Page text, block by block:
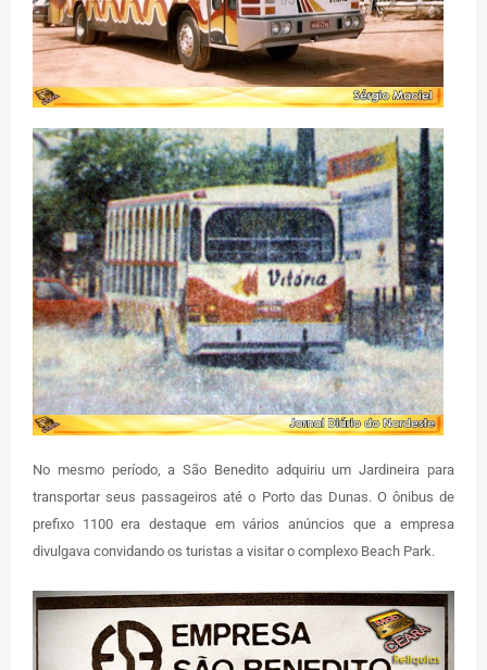
No mesmo período, a São Benedito adquiriu um Jardineira para
transportar seus passageiros até o Porto das Dunas. O ônibus de
prefixo 1100 era destaque em vários anúncios que a empresa
divulgava convidando os turistas a visitar o complexo Beach Park.